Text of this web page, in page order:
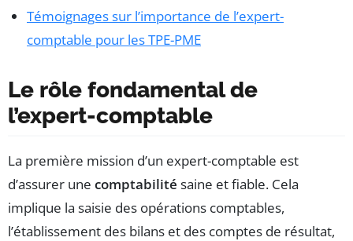
Témoignages sur l’importance de l’expert-
comptable pour les TPE-PME
Le rôle fondamental de
l’expert-comptable
La première mission d’un expert-comptable est
d’assurer une comptabilité saine et fiable. Cela
implique la saisie des opérations comptables,
l’établissement des bilans et des comptes de résultat,